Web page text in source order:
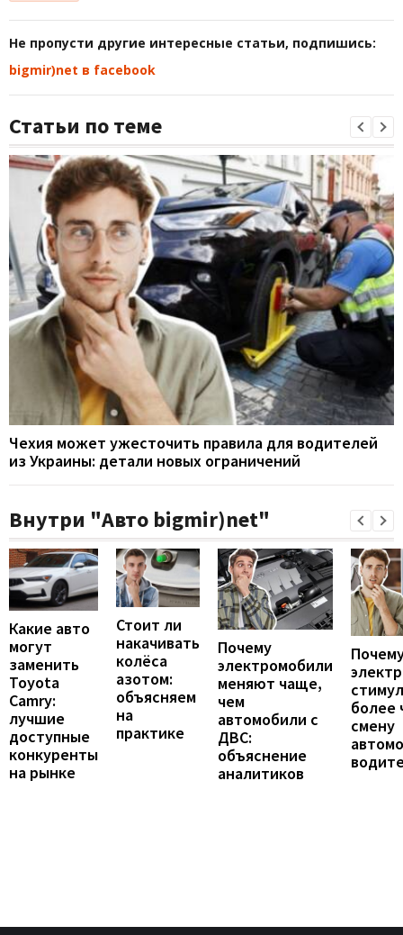
Не пропусти другие интересные статьи, подпишись:
bigmir)net в facebook
Статьи по теме
Чехия может ужесточить правила для водителей
из Украины: детали новых ограничений
Внутри "Авто bigmir)net"
Какие авто
могут
заменить
Toyota
Camry:
лучшие
доступные
конкуренты
на рынке
Стоит ли
накачивать
колёса
азотом:
объясняем
на
практике
Почему
электромобили
меняют чаще,
чем
автомобили с
ДВС:
объяснение
аналитиков
более
смену